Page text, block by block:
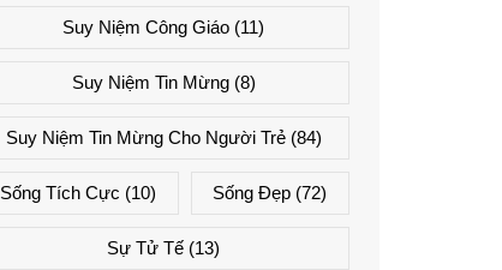
Suy Niệm Công Giáo (11)
Suy Niệm Tin Mừng(8)
Suy Niệm Tin Mừng Cho Người Trẻ(84)
Sống Tích Cực (10) Sống Đẹp (72)
Sự Tử Tế (13)